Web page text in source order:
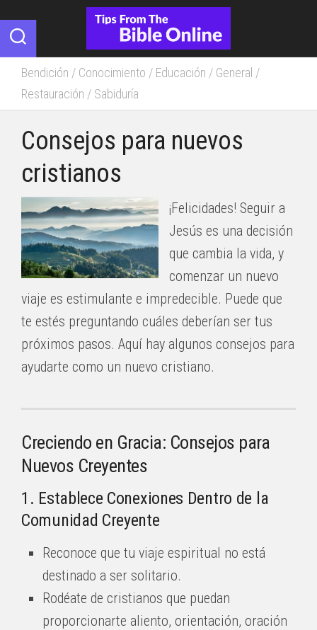
to
content
Bendición / Conocimiento / Educación / General /
Restauración / Sabiduría
Consejos para nuevos
cristianos
¡Felicidades! Seguir a
Jesús es una decisión
que cambia la vida, y
comenzar un nuevo
viaje es estimulante e impredecible. Puede que
te estés preguntando cuáles deberían ser tus
próximos pasos. Aquí hay algunos consejos para
ayudarte como un nuevo cristiano.
Creciendo en Gracia: Consejos para
Nuevos Creyentes
1. Establece Conexiones Dentro de la
Comunidad Creyente
Reconoce que tu viaje espiritual no está
destinado a ser solitario.
Rodéate de cristianos que puedan
proporcionarte aliento, orientación, oración